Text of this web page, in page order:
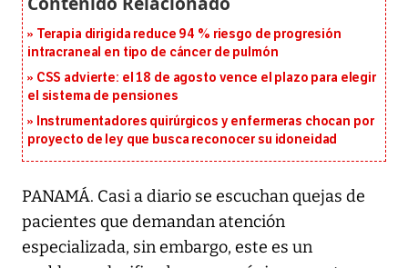
Terapia dirigida reduce 94 % riesgo de progresión
intracraneal en tipo de cáncer de pulmón
CSS advierte: el 18 de agosto vence el plazo para elegir
el sistema de pensiones
Instrumentadores quirúrgicos y enfermeras chocan por
proyecto de ley que busca reconocer su idoneidad
PANAMÁ. Casi a diario se escuchan quejas de
pacientes que demandan atención
especializada, sin embargo, este es un